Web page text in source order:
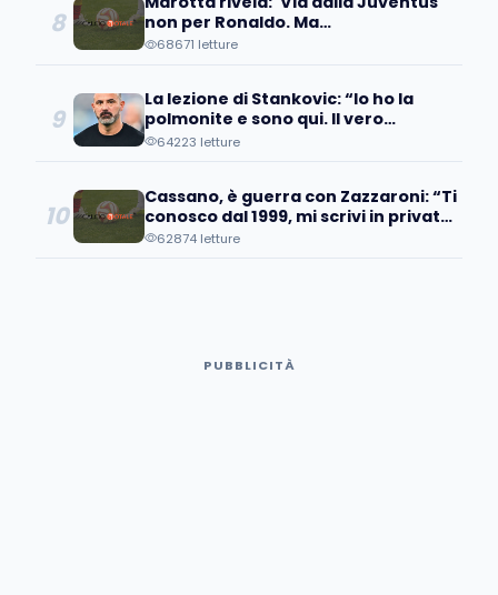
8
non per Ronaldo. Ma
quell'operazione...'
68671 letture
9
La lezione di Stankovic: “Io ho la
polmonite e sono qui. Il vero
fallimento è quando…”
64223 letture
10
Cassano, è guerra con Zazzaroni: “Ti
conosco dal 1999, mi scrivi in privato
e poi pubblicamente…
62874 letture
PUBBLICITÀ